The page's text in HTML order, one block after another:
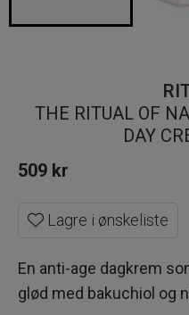
THE RITUAL OF
DAY
509 kr
Lagre i ønskeliste
En anti-age dagkrem
glød med bakuchiol og